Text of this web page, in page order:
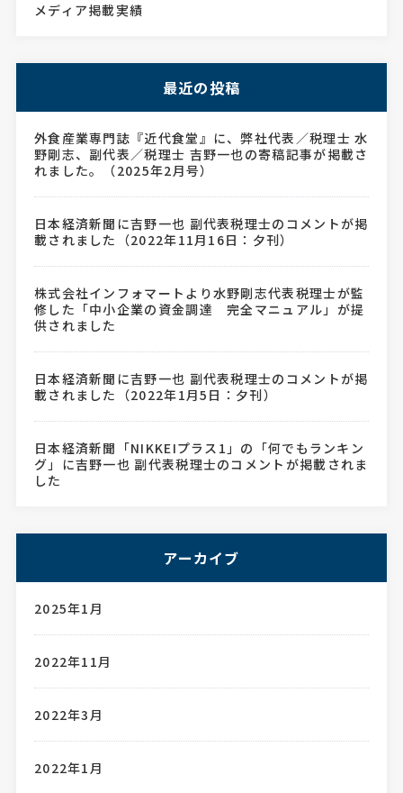
メディア掲載実績
最近の投稿
外食産業専門誌『近代食堂』に、弊社代表／税理士 水
野剛志、副代表／税理士 吉野一也の寄稿記事が掲載さ
れました。（2025年2月号）
日本経済新聞に吉野一也 副代表税理士のコメントが掲
載されました（2022年11月16日：夕刊）
株式会社インフォマートより水野剛志代表税理士が監
修した「中小企業の資金調達 完全マニュアル」が提
供されました
日本経済新聞に吉野一也 副代表税理士のコメントが掲
載されました（2022年1月5日：夕刊）
日本経済新聞「NIKKEIプラス1」の「何でもランキン
グ」に吉野一也 副代表税理士のコメントが掲載されま
した
アーカイブ
2025年1月
2022年11月
2022年3月
2022年1月